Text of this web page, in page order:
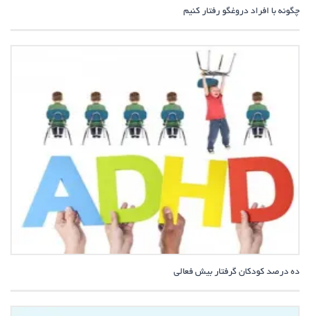
چگونه با افراد دروغگو رفتار کنیم
ده درصد کودکان گرفتار بیش فعالی